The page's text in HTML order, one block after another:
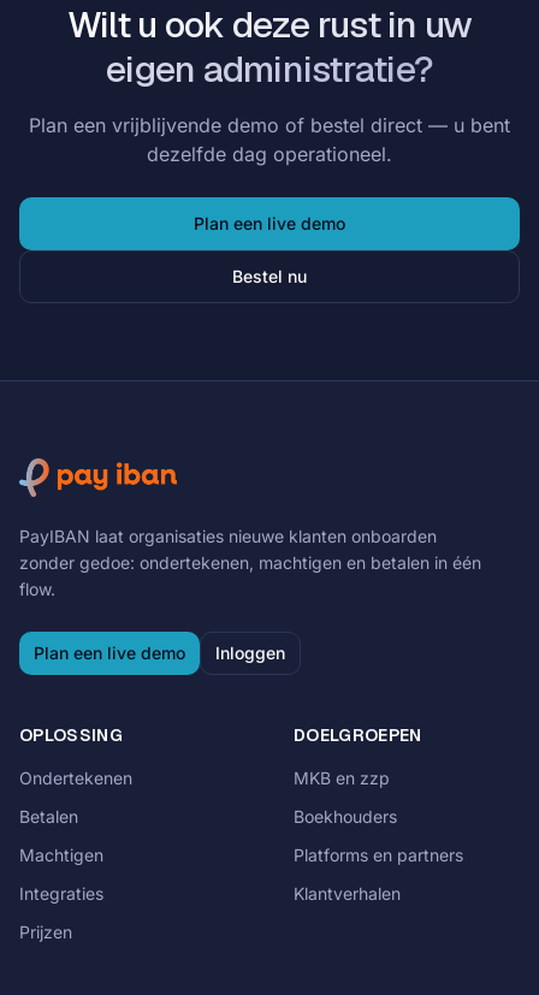
Wilt u ook deze rust in uw
eigen administratie?
Plan een vrijblijvende demo of bestel direct — u bent
dezelfde dag operationeel.
Plan een live demo
Bestel nu
PayIBAN laat organisaties nieuwe klanten onboarden
zonder gedoe: ondertekenen, machtigen en betalen in één
flow.
Plan een live demo Inloggen
OPLOSSING
Ondertekenen
Betalen
Machtigen
Integraties
Prijzen
DOELGROEPEN
MKB en zzp
Boekhouders
Platforms en partners
Klantverhalen